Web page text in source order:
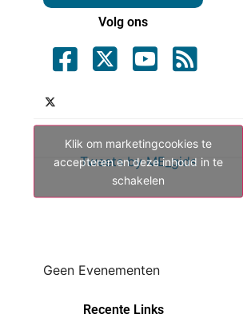
Volg ons
Tweets by ME_gids
Klik om marketingcookies te
accepteren en deze inhoud in te
schakelen
Geen Evenementen
Recente Links